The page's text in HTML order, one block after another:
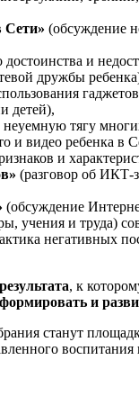
Сети» (обсуждение
достоинства и
дружбы
детей),
неуемную тягу
и видео ребенка в
и
(разговор об ИКТ-
(обсуждение
учения и труда)
негативных
, к
и
станут